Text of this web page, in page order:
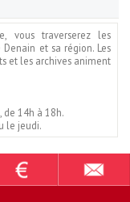
vous traverserez les
et sa région. Les
et les archives animent
de 14h à 18h.
le jeudi.